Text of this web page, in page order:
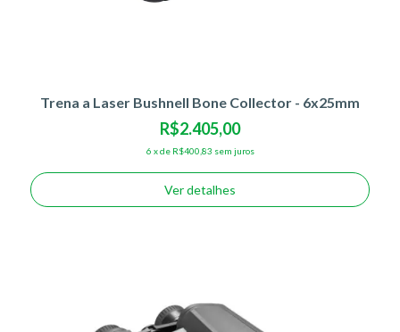
Trena a Laser Bushnell Bone Collector - 6x25mm
R$2.405,00
6 xde R$400,83 sem juros
Ver detalhes